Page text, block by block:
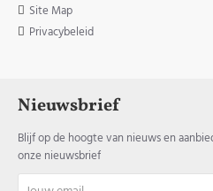
Site Map
Privacybeleid
Nieuwsbrief
Blijf op de hoogte van nieuws en
onze nieuwsbrief